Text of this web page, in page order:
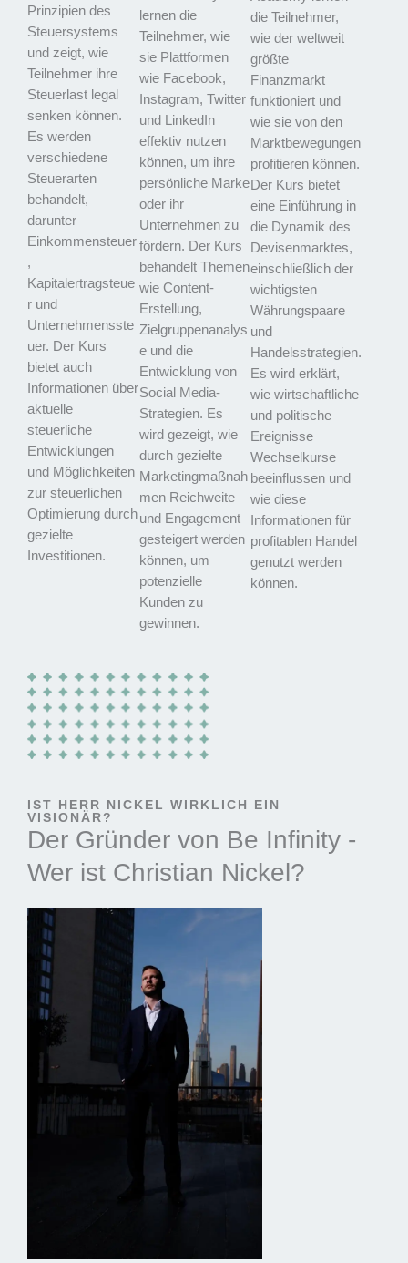
Prinzipien des
Steuersystems
und zeigt, wie
Teilnehmer ihre
Steuerlast legal
senken können.
Es werden
verschiedene
Steuerarten
behandelt,
darunter
Einkommensteuer
,
Kapitalertragsteue
r und
Unternehmensste
uer. Der Kurs
bietet auch
Informationen über
aktuelle
steuerliche
Entwicklungen
und Möglichkeiten
zur steuerlichen
Optimierung durch
gezielte
Investitionen.
lernen die
Teilnehmer, wie
sie Plattformen
wie Facebook,
Instagram, Twitter
und LinkedIn
effektiv nutzen
können, um ihre
persönliche Marke
oder ihr
Unternehmen zu
fördern. Der Kurs
behandelt Themen
wie Content-
Erstellung,
Zielgruppenanalys
e und die
Entwicklung von
Social Media-
Strategien. Es
wird gezeigt, wie
durch gezielte
Marketingmaßnah
men Reichweite
und Engagement
gesteigert werden
können, um
potenzielle
Kunden zu
gewinnen.
die Teilnehmer,
wie der weltweit
größte
Finanzmarkt
funktioniert und
wie sie von den
Marktbewegungen
profitieren können.
Der Kurs bietet
eine Einführung in
die Dynamik des
Devisenmarktes,
einschließlich der
wichtigsten
Währungspaare
und
Handelsstrategien.
Es wird erklärt,
wie wirtschaftliche
und politische
Ereignisse
Wechselkurse
beeinflussen und
wie diese
Informationen für
profitablen Handel
genutzt werden
können.
IST HERR NICKEL WIRKLICH EIN
VISIONÄR?
Der Gründer von Be Infinity -
Wer ist Christian Nickel?